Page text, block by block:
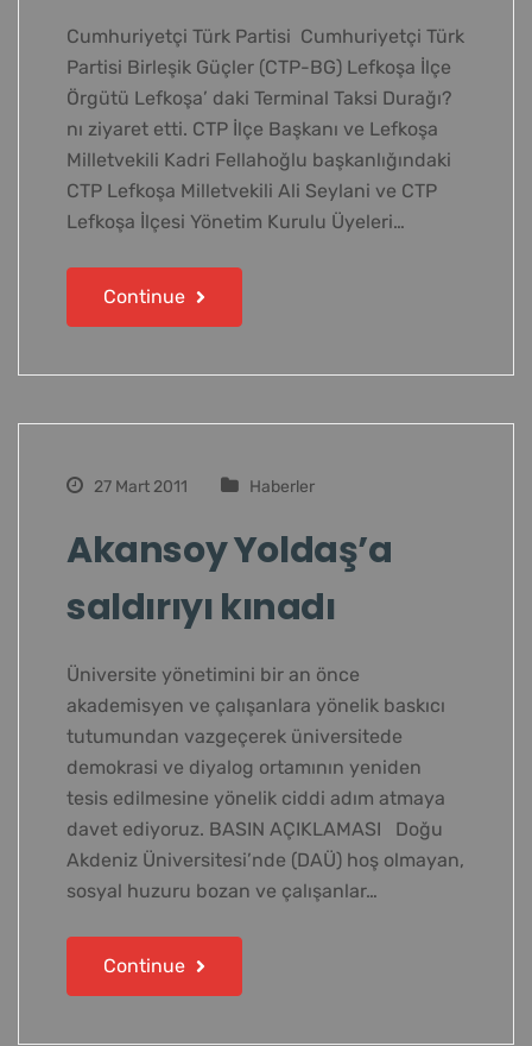
Cumhuriyetçi Türk Partisi Cumhuriyetçi Türk
Partisi Birleşik Güçler (CTP-BG) Lefkoşa İlçe
Örgütü Lefkoşa’ daki Terminal Taksi Durağı?
nı ziyaret etti. CTP İlçe Başkanı ve Lefkoşa
Milletvekili Kadri Fellahoğlu başkanlığındaki
CTP Lefkoşa Milletvekili Ali Seylani ve CTP
Lefkoşa İlçesi Yönetim Kurulu Üyeleri…
Continue
27 Mart 2011 Haberler
Akansoy Yoldaş’a
saldırıyı kınadı
Üniversite yönetimini bir an önce
akademisyen ve çalışanlara yönelik baskıcı
tutumundan vazgeçerek üniversitede
demokrasi ve diyalog ortamının yeniden
tesis edilmesine yönelik ciddi adım atmaya
davet ediyoruz. BASIN AÇIKLAMASI Doğu
Akdeniz Üniversitesi’nde (DAÜ) hoş olmayan,
sosyal huzuru bozan ve çalışanlar…
Continue